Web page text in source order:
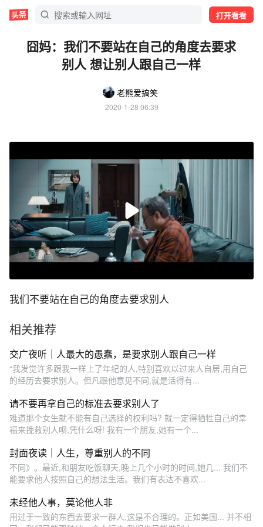
打开看看
囧妈：我们不要站在自己的角度去要求
别人 想让别人跟自己一样
老熊爱搞笑
2020-1-28 06:39
我们不要站在自己的角度去要求别人
相关推荐
交广夜听｜人最大的愚蠢，是要求别人跟自己一样
“我发觉许多跟我一样上了年纪的人,特别喜欢以过来人自居,用自己
的经历去要求别人。但凡跟他意见不同,就是活得有...
请不要再拿自己的标准去要求别人了
难道那个女生就不能有自己选择的权利吗? 就一定得牺牲自己的幸
福来挽救别人呗,凭什么呀! 我有一个朋友,她有一个...
封面夜读｜人生，尊重别人的不同
不同》。最近,和朋友吃饭聊天,晚上几个小时的时间,她几... 我们不
能要求他人按照自己的想法生活。我们有表达不喜欢...
未经他人事，莫论他人非
用过于一致的东西去要求一群人,这是不合理的。正如美国... 并不相